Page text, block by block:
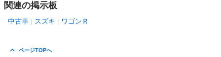
関連の掲示板
中古車 スズキ ワゴンＲ
ページTOPへ